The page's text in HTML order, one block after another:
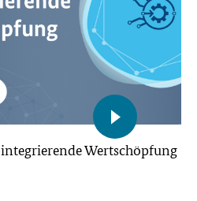
Wertschöpfung